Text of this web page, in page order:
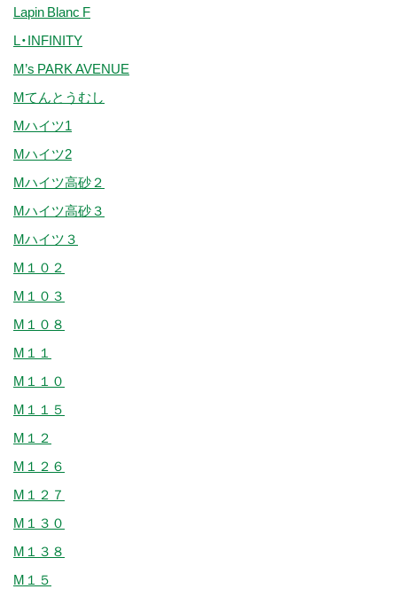
Lapin Blanc F
L・INFINITY
M’s PARK AVENUE
Mてんとうむし
Mハイツ1
Mハイツ2
Mハイツ高砂２
Mハイツ高砂３
Mハイツ３
M１０２
M１０３
M１０８
M１１
M１１０
M１１５
M１２
M１２６
M１２７
M１３０
M１３８
M１５